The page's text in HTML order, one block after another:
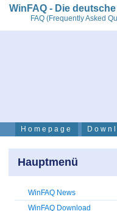
WinFAQ - Die
FAQ (Frequently Asked
Homepage
Hauptmenü
WinFAQ News
WinFAQ Download